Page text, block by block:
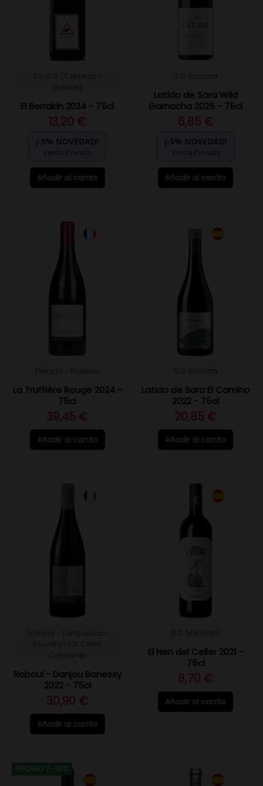
El Berrakín 2024 - 75cl
13,20 €
¡-5% NOVEDAD!
Venta Privada
Añadir al carrito
Latido de Sara Wild
Garnacha 2025 - 75cl
6,65 €
¡-5% NOVEDAD!
Venta Privada
Añadir al carrito
La Truffière Rouge 2024 -
75cl
39,45 €
Añadir al carrito
Latido de Sara El Camino
2022 - 75cl
20,85 €
Añadir al carrito
Roboul - Danjou Banessy
2022 - 75cl
30,90 €
Añadir al carrito
El Nen del Celler 2021 -
75cl
8,70 €
Añadir al carrito
PROMO / -15%